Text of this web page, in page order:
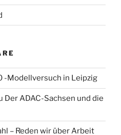
-Modellversuch in Leipzig
Der ADAC-Sachsen und die
– Reden wir über Arbeit